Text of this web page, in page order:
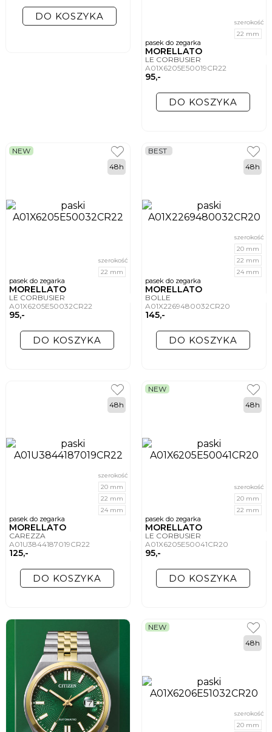
DO KOSZYKA
pasek do zegarka
MORELLATO
LE CORBUSIER
A01X6205E50019CR22
95,-
szerokość
22 mm
DO KOSZYKA
pasek do zegarka
MORELLATO
LE CORBUSIER
A01X6205E50032CR22
95,-
NEW
szerokość
22 mm
48h
DO KOSZYKA
pasek do zegarka
MORELLATO
BOLLE
A01X2269480032CR20
145,-
BEST
szerokość
20 mm
22 mm
24 mm
48h
DO KOSZYKA
pasek do zegarka
MORELLATO
CAREZZA
A01U3844187019CR22
125,-
szerokość
20 mm
22 mm
24 mm
48h
DO KOSZYKA
pasek do zegarka
MORELLATO
LE CORBUSIER
A01X6205E50041CR20
95,-
NEW
szerokość
20 mm
22 mm
48h
DO KOSZYKA
NEW
szerokość
20 mm
48h